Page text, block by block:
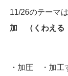
11/26のテーマは
加 （くわえる
・加圧 ・加工